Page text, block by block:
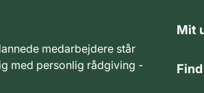
medarbejdere står
med personlig rådgiving -
Mit